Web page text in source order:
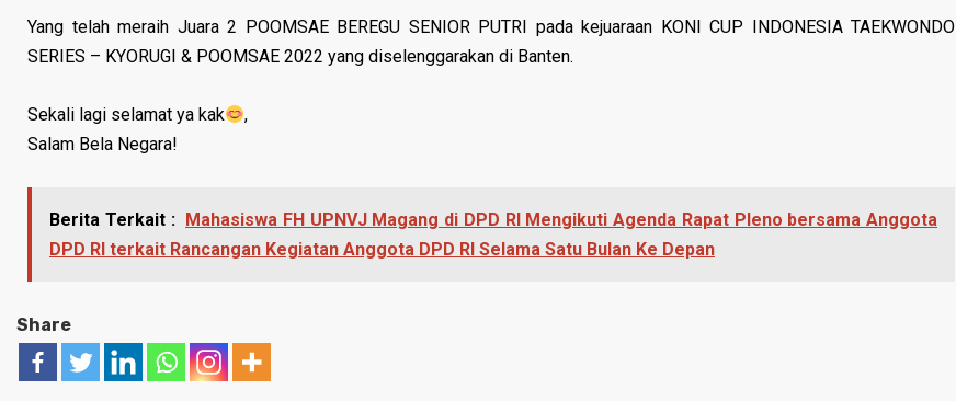
Yang telah meraih Juara 2 POOMSAE BEREGU SENIOR PUTRI pada kejuaraan KONI CUP INDONESIA TAEKWONDO
SERIES – KYORUGI & POOMSAE 2022 yang diselenggarakan di Banten.
Sekali lagi selamat ya kak
,
Salam Bela Negara!
Berita Terkait : Mahasiswa FH UPNVJ Magang di DPD RI Mengikuti Agenda Rapat Pleno bersama Anggota
DPD RI terkait Rancangan Kegiatan Anggota DPD RI Selama Satu Bulan Ke Depan
Share